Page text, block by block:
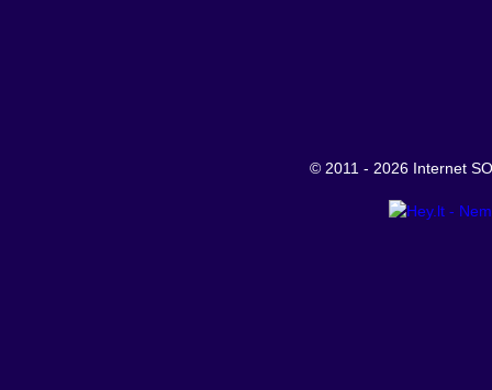
© 2011 - 2026 Internet